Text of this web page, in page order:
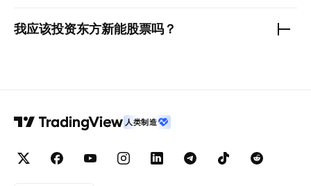
我应该投资东方新能股票吗？
人类制造